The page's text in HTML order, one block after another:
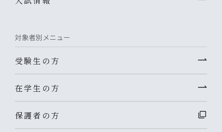
対象者別メニュー
受験生の方
在学生の方
保護者の方